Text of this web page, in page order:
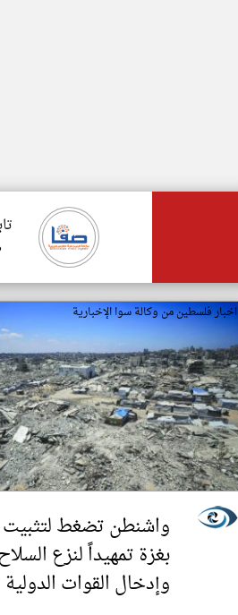
اخبار فلسطين من وكالة سوا الإخبارية
واشنطن تضغط لتثبيت
بغزة تمهيداً لنزع
وإدخال القوات الدولية